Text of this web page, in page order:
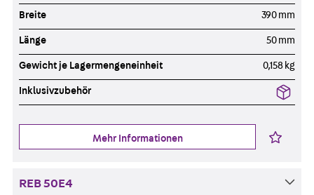
Breite 390 mm
Länge 50 mm
Gewicht je Lagermengeneinheit 0,158 kg
Inklusivzubehör
Mehr Informationen
REB 50E4